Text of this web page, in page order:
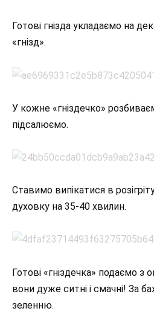
Готові гнізда укладаємо на
«гнізд».
У кожне «гніздечко»
підсалюємо.
Ставимо випікатися в
духовку на 35-40 хвилин.
Готові «гніздечка» подаємо з
вони дуже ситні і смачні! За
зеленню.